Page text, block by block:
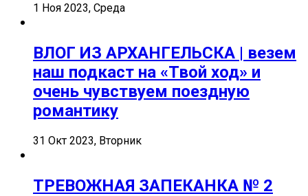
1 Ноя 2023, Среда
ВЛОГ ИЗ АРХАНГЕЛЬСКА | везем
наш подкаст на «Твой ход» и
очень чувствуем поездную
романтику
31 Окт 2023, Вторник
ТРЕВОЖНАЯ ЗАПЕКАНКА № 2